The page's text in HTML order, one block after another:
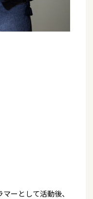
ーとして活動後、